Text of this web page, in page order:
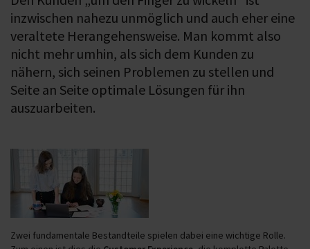
inzwischen nahezu unmöglich und auch eher eine
veraltete Herangehensweise. Man kommt also
nicht mehr umhin, als sich dem Kunden zu
nähern, sich seinen Problemen zu stellen und
Seite an Seite optimale Lösungen für ihn
auszuarbeiten.
Zwei fundamentale Bestandteile spielen dabei eine wichtige Rolle.